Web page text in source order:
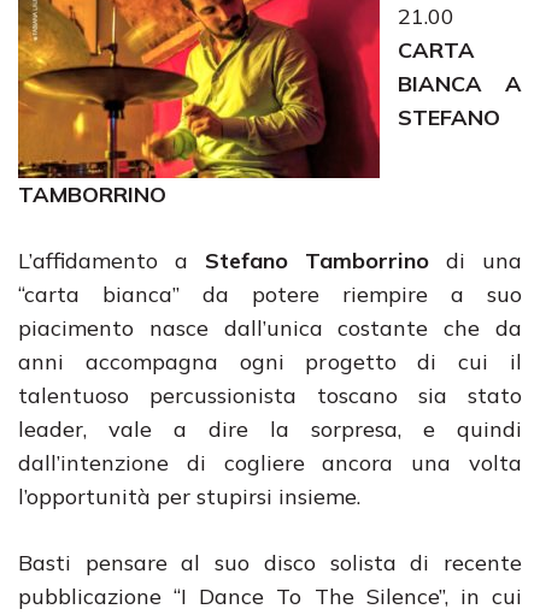
21.00
CARTA
BIANCA A
STEFANO
TAMBORRINO
L’affidamento a Stefano Tamborrino di una
“carta bianca” da potere riempire a suo
piacimento nasce dall’unica costante che da
anni accompagna ogni progetto di cui il
talentuoso percussionista toscano sia stato
leader, vale a dire la sorpresa, e quindi
dall’intenzione di cogliere ancora una volta
l’opportunità per stupirsi insieme.
Basti pensare al suo disco solista di recente
pubblicazione “I Dance To The Silence”, in cui